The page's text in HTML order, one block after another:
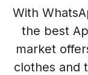
With
the best
market
clothes and